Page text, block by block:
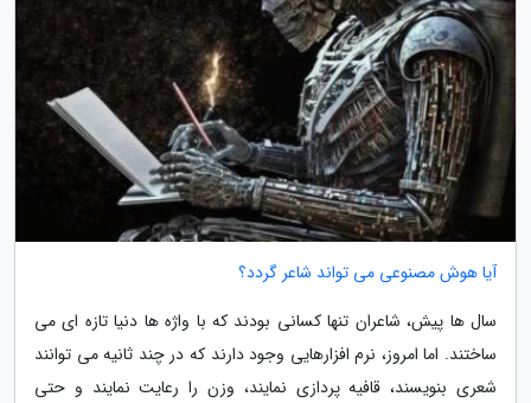
آیا هوش مصنوعی می تواند شاعر گردد؟
سال ها پیش، شاعران تنها کسانی بودند که با واژه ها دنیا تازه ای می
ساختند. اما امروز، نرم افزارهایی وجود دارند که در چند ثانیه می توانند
شعری بنویسند، قافیه پردازی نمایند، وزن را رعایت نمایند و حتی